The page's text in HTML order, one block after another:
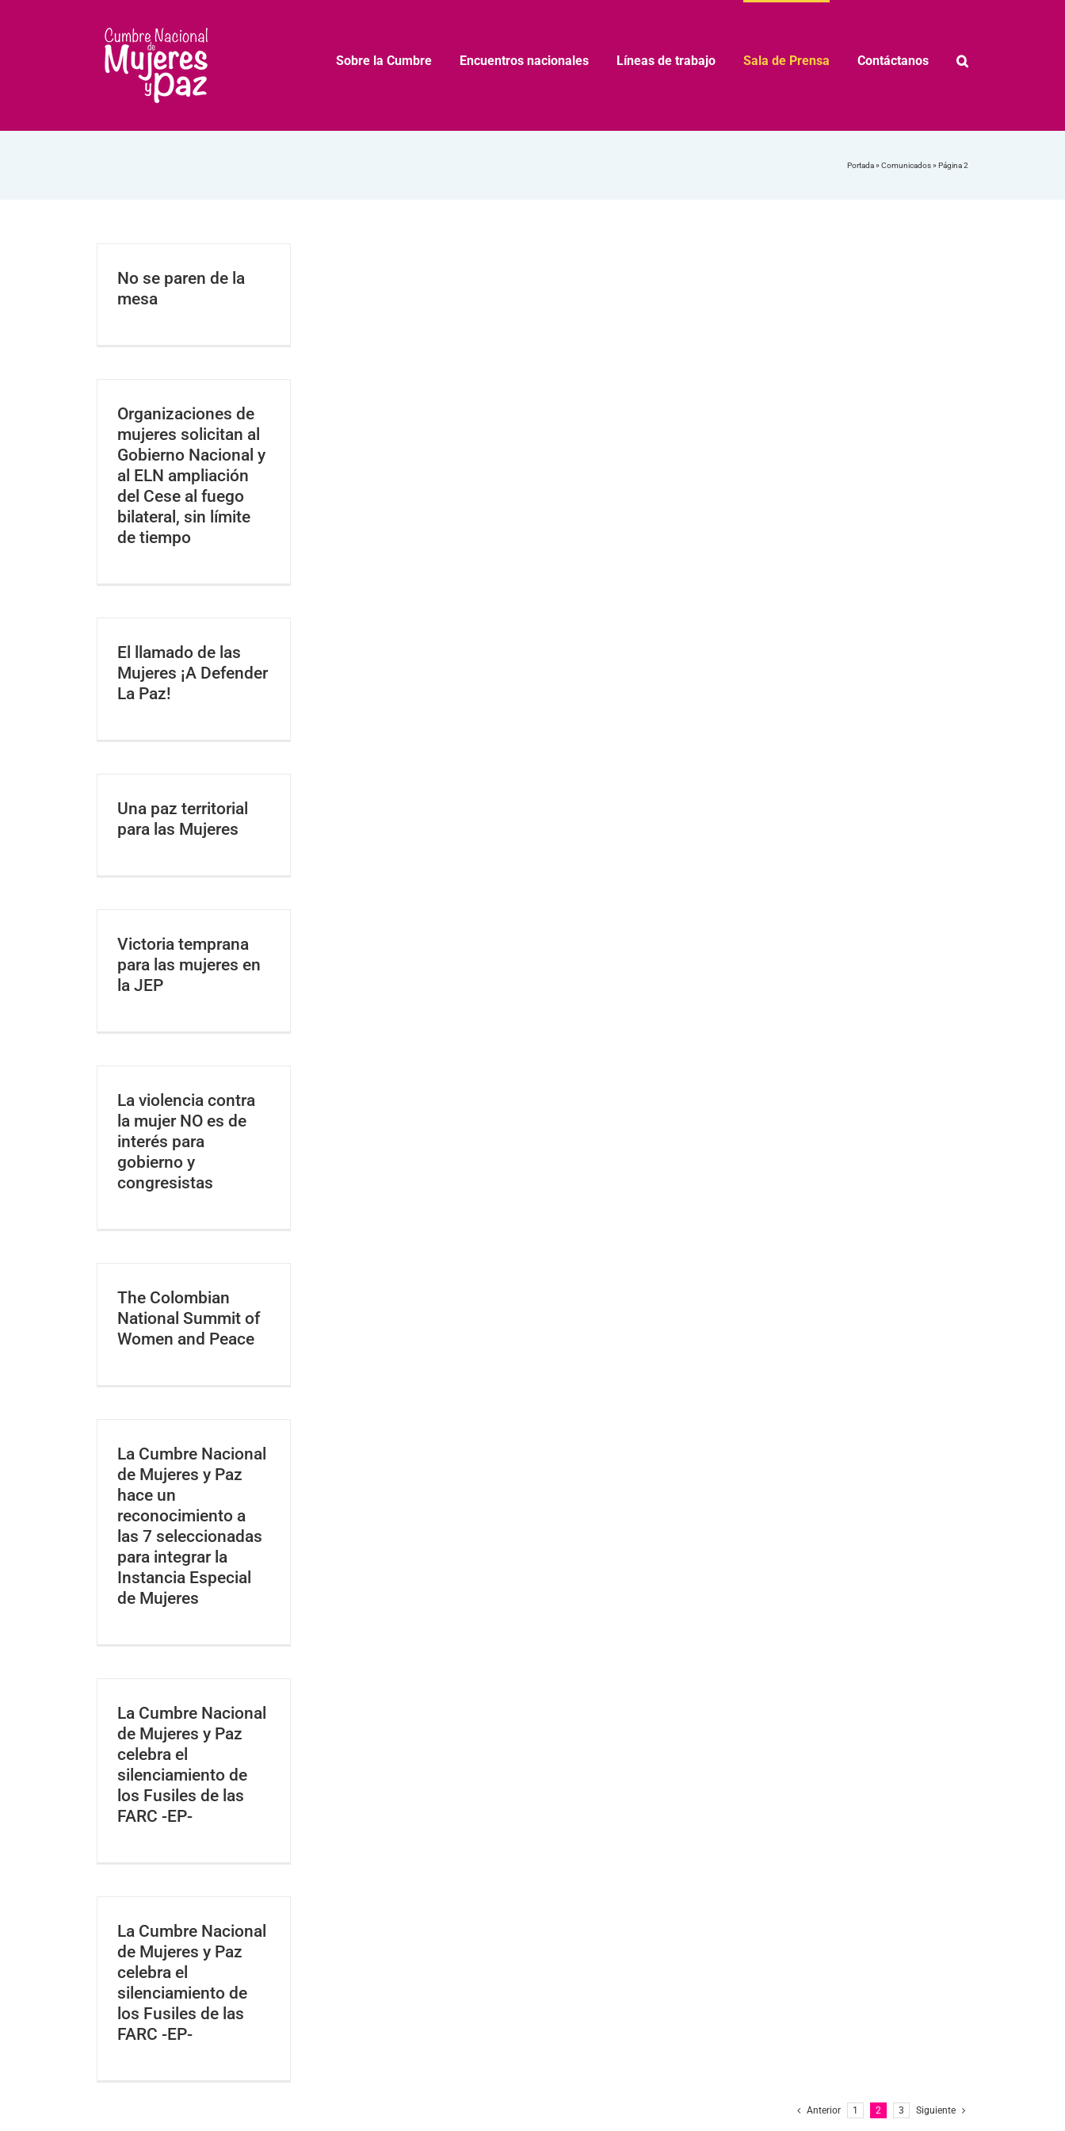
Sobre la Cumbre
Encuentros nacionales Líneas de trabajo Sala de Prensa Contáctanos
Portada» Comunicados» Página 2
No se paren de la
mesa
Organizaciones de
mujeres solicitan al
Gobierno Nacional y
al ELN ampliación
del Cese al fuego
bilateral, sin límite
de tiempo
El llamado de las
Mujeres ¡A Defender
La Paz!
Una paz territorial
para las Mujeres
Victoria temprana
para las mujeres en
la JEP
La violencia contra
la mujer NO es de
interés para
gobierno y
congresistas
The Colombian
National Summit of
Women and Peace
La Cumbre Nacional
de Mujeres y Paz
hace un
reconocimiento a
las 7 seleccionadas
para integrar la
Instancia Especial
de Mujeres
La Cumbre Nacional
de Mujeres y Paz
celebra el
silenciamiento de
los Fusiles de las
FARC -EP-
La Cumbre Nacional
de Mujeres y Paz
celebra el
silenciamiento de
los Fusiles de las
FARC -EP-
Anterior 1 2 3 Siguiente